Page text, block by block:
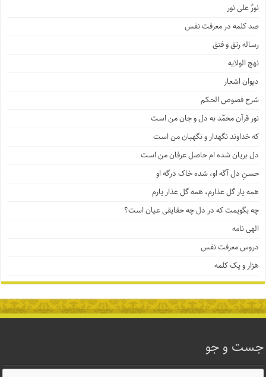
نورٌ علی نور
صد کلمه در معرفت نفس
رساله رتق و فتق
نهج الولایه
دیوان اشعار
شرح فصوص الحکم
نور قرآن محمّد به دل و جان من است
که خداوند نگهدار و نگهبان من است
دل بریان شده ام حاصل عرفان من است
حسنِ دل آگه او، شده خاک درگه او
همه یار گل عذارم، همه گل عذار یارم
چه بگویمت که در دل چه حقایقی عیان است؟
الهی نامه
دروس معرفت نفس
هزار و یک کلمه
جست و جو